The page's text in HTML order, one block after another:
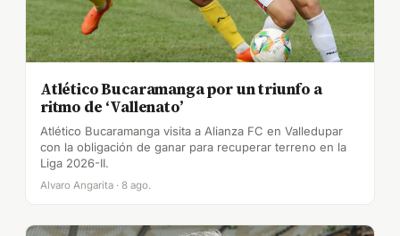
Atlético Bucaramanga por un triunfo a
ritmo de ‘Vallenato’
Atlético Bucaramanga visita a Alianza FC en Valledupar
con la obligación de ganar para recuperar terreno en la
Liga 2026-II.
Alvaro Angarita · 8 ago.